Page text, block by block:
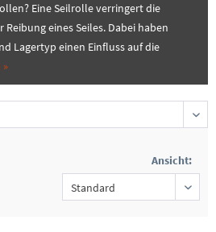
Eine Seilrolle verringert die
eines Seiles. Dabei haben
Lagertyp einen Einfluss auf die
Ansicht: